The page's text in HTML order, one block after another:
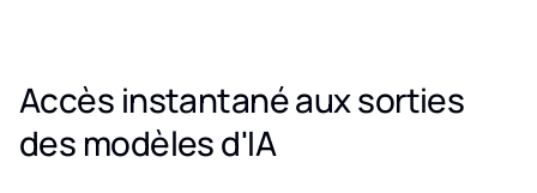
Accès instantané aux sorties
des modèles d'IA